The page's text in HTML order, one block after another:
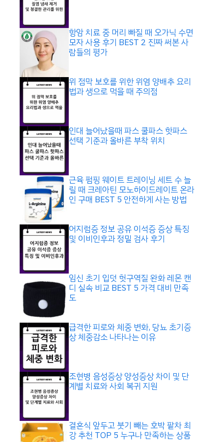
항암 치료 중 머리 빠질 때 오가닉 수면
모자 사용 후기 BEST 2 진짜 써본 사
람들의 평가
위 점막 보호를 위한 위염 양배추 요리
법과 생으로 먹을 때 주의점
인대 늘어났을때 파스 쿨파스 핫파스
선택 기준과 올바른 부착 위치
근육 펌핑 웨이트 트레이닝 세트 수 늘
릴 때 크레아틴 모노하이드레이트 온라
인 구매 BEST 5 안전하게 사는 방법
어지럼증 정보 공유 이석증 증상 특징
및 이비인후과 정밀 검사 후기
임신 초기 입덧 헛구역질 완화 레몬 캔
디 실속 비교 BEST 5 가격 대비 만족
도
급격한 피로와 체중 변화, 당뇨 초기증
상 체중감소 나타나는 이유
조현병 음성증상 양성증상 차이 및 단
계별 치료와 사회 복귀 지원
결혼식 앞두고 붓기 빼는 호박 팥차 최
강 추천 TOP 5 누구나 만족하는 상품